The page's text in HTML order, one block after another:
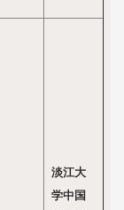
淡江大
学中国